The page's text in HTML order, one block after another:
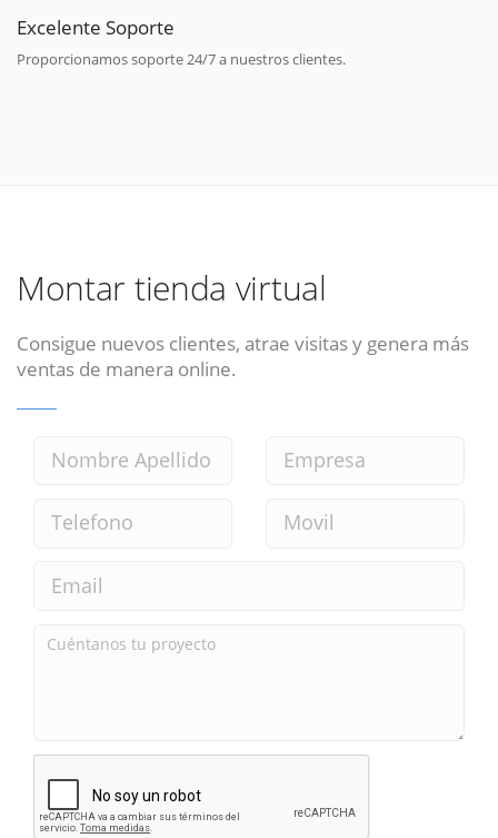
Excelente Soporte
Proporcionamos soporte 24/7 a nuestros clientes.
Montar tienda virtual
Consigue nuevos clientes, atrae visitas y genera más
ventas de manera online.